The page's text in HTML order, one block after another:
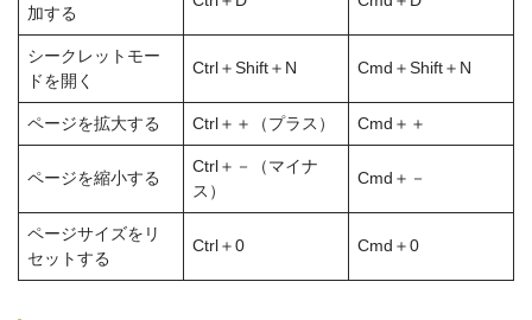
加する
シークレットモー
ドを開く
Ctrl＋Shift＋N Cmd＋Shift＋N
ページを拡大する Ctrl＋＋（プラス） Cmd＋＋
ページを縮小する
Ctrl＋－（マイナ
ス）
Cmd＋－
ページサイズをリ
セットする
Ctrl＋0 Cmd＋0